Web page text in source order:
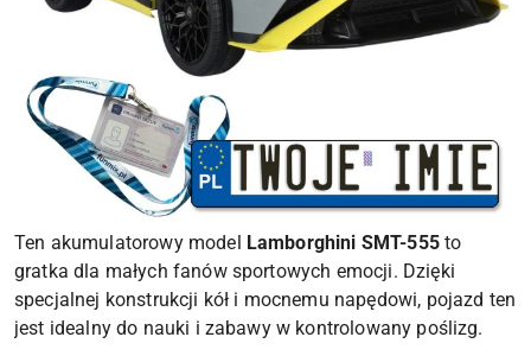
Ten akumulatorowy model Lamborghini SMT-555to
gratka dla małych fanów sportowych emocji. Dzięki
specjalnej konstrukcji kół i mocnemu napędowi, pojazd ten
jest idealny do nauki i zabawy w kontrolowany poślizg.